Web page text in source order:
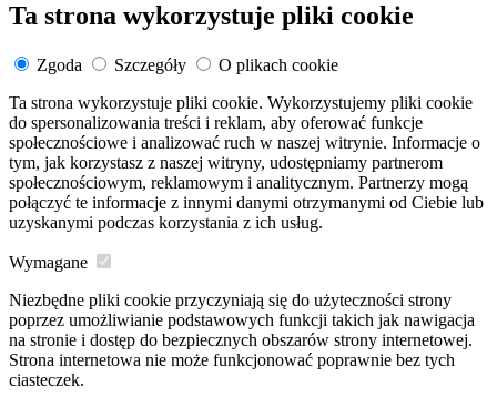
Ta strona wykorzystuje pliki cookie
Zgoda Szczegóły
O plikach cookie
Ta strona wykorzystuje pliki cookie. Wykorzystujemy pliki cookie
do spersonalizowania treści i reklam, aby oferować funkcje
społecznościowe i analizować ruch w naszej witrynie. Informacje o
tym, jak korzystasz z naszej witryny, udostępniamy partnerom
społecznościowym, reklamowym i analitycznym. Partnerzy mogą
połączyć te informacje z innymi danymi otrzymanymi od Ciebie lub
uzyskanymi podczas korzystania z ich usług.
Wymagane
Niezbędne pliki cookie przyczyniają się do użyteczności strony
poprzez umożliwianie podstawowych funkcji takich jak nawigacja
na stronie i dostęp do bezpiecznych obszarów strony internetowej.
Strona internetowa nie może funkcjonować poprawnie bez tych
ciasteczek.